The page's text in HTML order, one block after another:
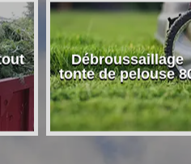
Débroussaillage
tonte de pelouse